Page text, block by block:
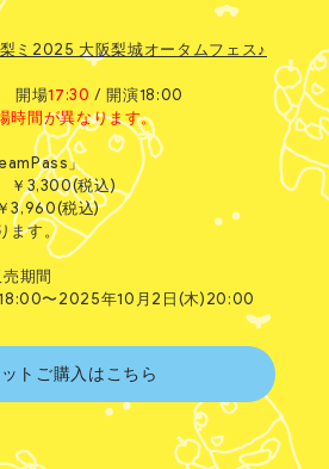
ミ2025 大阪梨城オータムフェス♪
開場17:30 / 開演18:00
時間が異なります。
」
￥3,300(税込)
3,960(税込)
ます。
期間
〜2025年10月2日(木)20:00
トご購入はこちら